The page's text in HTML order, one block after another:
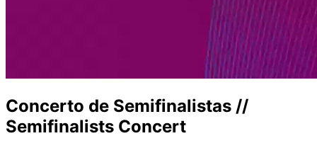
Concerto de Semifinalistas //
Semifinalists Concert